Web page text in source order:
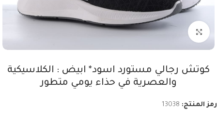
اضغط للتكبير
كوتش رجالي مستورد اسود* ابيض : الكلاسيكية
والعصرية في حذاء يومي متطور
رمز المنتج: 13038